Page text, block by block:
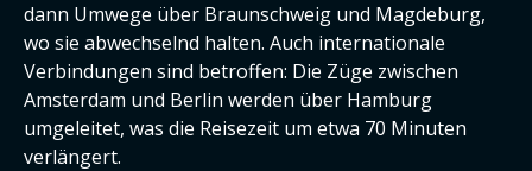
dann Umwege über Braunschweig und Magdeburg,
wo sie abwechselnd halten. Auch internationale
Verbindungen sind betroffen: Die Züge zwischen
Amsterdam und Berlin werden über Hamburg
umgeleitet, was die Reisezeit um etwa 70 Minuten
verlängert.